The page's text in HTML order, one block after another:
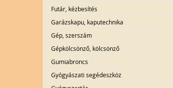
Futár, kézbesítés
Garázskapu, kaputechnika
Gép, szerszám
Gépkölcsönző, kölcsönző
Gumiabroncs
Gyógyászati segédeszköz